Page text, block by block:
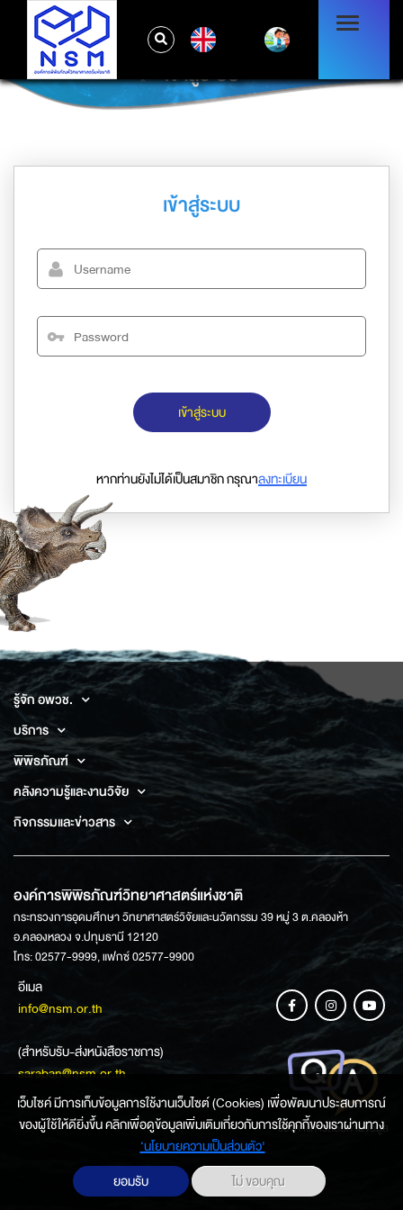
เข้าสู่ระบบ
เข้าสู่ระบบ
เข้าสู่ระบบ
หากท่านยังไม่ได้เป็นสมาชิก กรุณาลงทะเบียน
รู้จัก อพวช.
บริการ
พิพิธภัณฑ์
คลังความรู้และงานวิจัย
กิจกรรมและข่าวสาร
องค์การพิพิธภัณฑ์วิทยาศาสตร์แห่งชาติ
กระทรวงการอุดมศึกษา วิทยาศาสตร์วิจัยและนวัตกรรม 39 หมู่ 3 ต.คลองห้า
อ.คลองหลวง จ.ปทุมธานี 12120
โทร: 02577-9999, แฟกซ์ 02577-9900
อีเมล
info@nsm.or.th
(สำหรับรับ-ส่งหนังสือราชการ)
saraban@nsm.or.th
ช่องทางการสอบถามข้อมูล
เว็บไซค์ มีการเก็บข้อมูลการใช้งานเว็บไซต์ (Cookies) เพื่อพัฒนาประสบการณ์
ของผู้ใช้ให้ดียิ่งขึ้น คลิกเพื่อดูข้อมูลเพิ่มเติมเกี่ยวกับการใช้คุกกี้ของเราผ่านทาง
‘นโยบายความเป็นส่วนตัว'
ยอมรับ
ไม่ ขอบคุณ